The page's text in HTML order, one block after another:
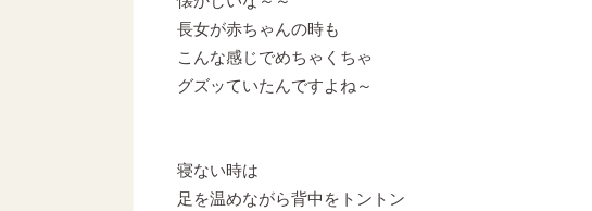
長女が赤ちゃんの時も
こんな感じでめちゃくちゃ
グズッていたんですよね～
寝ない時は
足を温めながら背中をトントン